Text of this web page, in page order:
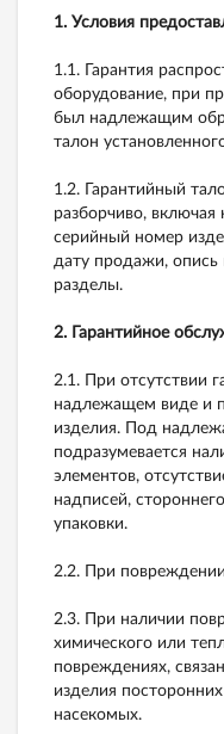
1. Условия
1.1. Гарантия
оборудование, при
был надлежащим
талон
1.2. Гарантийный
разборчиво,
серийный номер
дату продажи, опись
разделы.
2. Гарантийное
2.1. При отсутствии
надлежащем виде и
изделия. Под
подразумевается
элементов,
надписей,
упаковки.
2.2. При
2.3. При наличии
химического или
повреждениях,
изделия
насекомых.